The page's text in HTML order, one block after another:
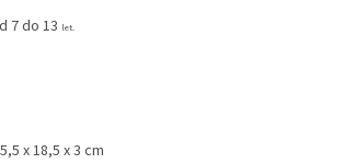
7 do 13 let.
x 18,5 x 3 cm